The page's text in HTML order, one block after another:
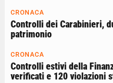
CRONACA
Controlli dei Carabinieri,
patrimonio
CRONACA
Controlli estivi della
verificati e 120 violazioni